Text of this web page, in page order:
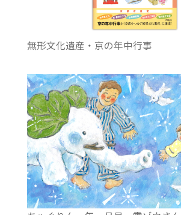
無形文化遺産・京の年中行事